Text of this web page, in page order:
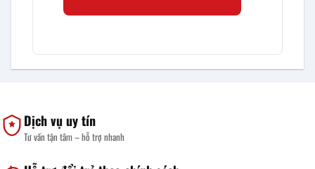
Dịch vụ uy tín
Tư vấn tận tâm – hỗ trợ nhanh